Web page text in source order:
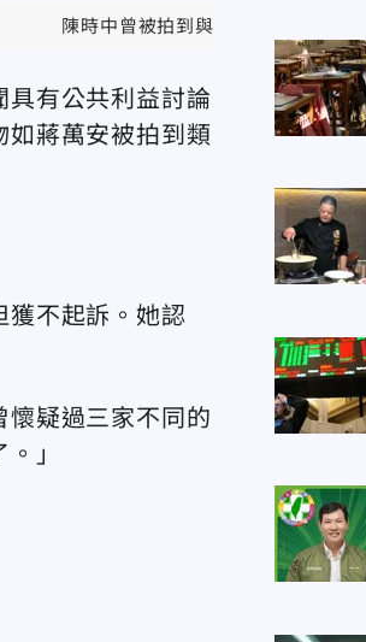
陳時中曾被拍到與女性醫師牽手。
具有公共利益討論
如蔣萬安被拍到類
獲不起訴。她認
懷疑過三家不同的
」